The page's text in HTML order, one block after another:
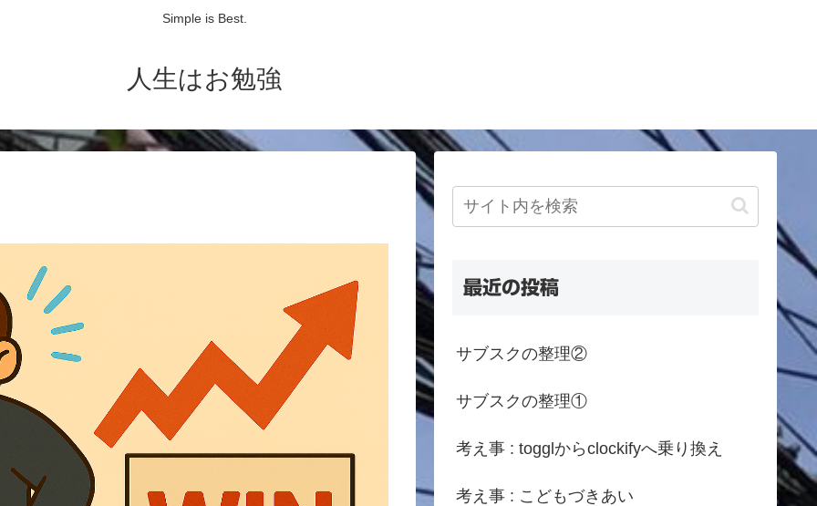
Simple is Best.
人生はお勉強
最近の投稿
サブスクの整理②
サブスクの整理①
考え事 : togglからclockifyへ乗り換え
考え事 : こどもづきあい